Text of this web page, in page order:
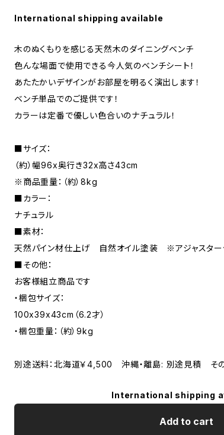
International shipping available
木のぬくもりを感じる天然木のダイニングベンチ
色んな場面で使用できる今人気のベンチシート！
あたたかいデザインがお部屋を明るく演出します！
ベンチ単品でのご提供です！
カラーは定番で優しい色合いのナチュラル！
■サイズ：
（約）幅96x奥行き32x高さ43cm
※商品重量：（約）8kg
■カラー：
ナチュラル
■素材：
天然パイン材仕上げ 自然オイル塗装 ※アジャスター
■その他：
お客様組立商品です
・梱包サイズ：
100x39x43cm（6.2才）
・梱包重量：（約）9kg
別途送料：北海道￥4,500 沖縄・離島: 別途見積 そ
International shipping
Add to cart